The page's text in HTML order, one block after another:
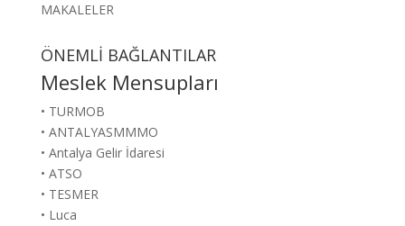
MAKALELER
ÖNEMLİ BAĞLANTILAR
Meslek Mensupları
• TURMOB
• ANTALYASMMMO
• Antalya Gelir İdaresi
• ATSO
• TESMER
• Luca